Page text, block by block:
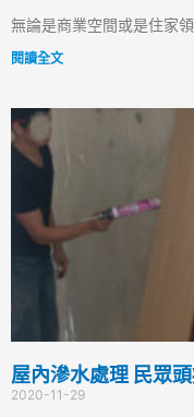
無論是商業空間或是住家
閱讀全文
屋內滲水處理 民眾
2020-11-29